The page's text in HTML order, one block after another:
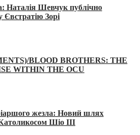
Наталія Шевчук публічно
Євстратію Зорі
BLOOD BROTHERS: THE
WITHIN THE OCU
жезла: Новий шлях
Католикосом Шіо III